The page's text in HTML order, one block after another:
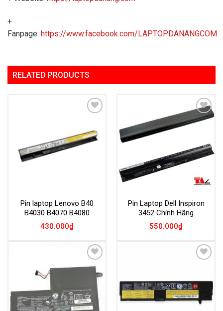
+
Fanpage: https://www.facebook.com/LAPTOPDANANGCOM
RELATED PRODUCTS
Pin laptop Lenovo B40
B4030 B4070 B4080
430.000₫
Add to
Pin Laptop Dell Inspiron
3452 Chính Hãng
550.000₫
Add to
Wishlist